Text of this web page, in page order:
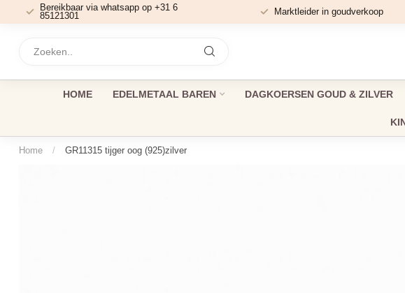
Bereikbaar via whatsapp op +31 6
85121301
Marktleider in goudverkoop
HOME EDELMETAAL BAREN DAGKOERSEN GOUD & ZILVER
Home / GR11315 tijger oog (925)zilver